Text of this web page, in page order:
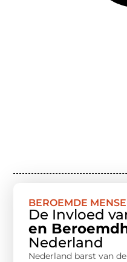
BEROEMDE
De Invloed
en
Nederland
Nederland barst van